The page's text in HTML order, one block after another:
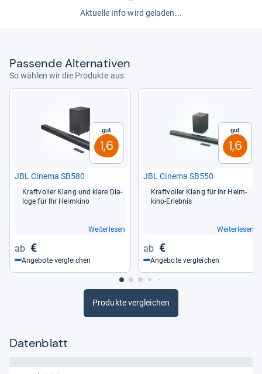
vergebens. Samsung konzentriert sich dagegen auf
ebenso wie die Smart-Home-Systeme bekannter
gibt. Deren Subwoofer ist etwas kleiner, dafür ist sie
sonst fast identisch, bringt aber acht Lautsprecher und
Raumklang mit.
vonMario Petzold
Aktuelle Info wird geladen...
Pas­sende Alter­na­ti­ven
So wählen wir die Produkte aus
Gut
1,6
JBL Cinema SB580
Kraft­vol­ler Klang und klare Dia­
loge für Ihr Heim­kino
Weiterlesen
€
Angebote vergleichen
Gut
1,6
JBL Cinema SB550
Kraft­vol­ler Klang für Ihr Heim­
kino-​Erleb­nis
Weiterlesen
€
Angebote vergleichen
Produkte vergleichen
Datenblatt